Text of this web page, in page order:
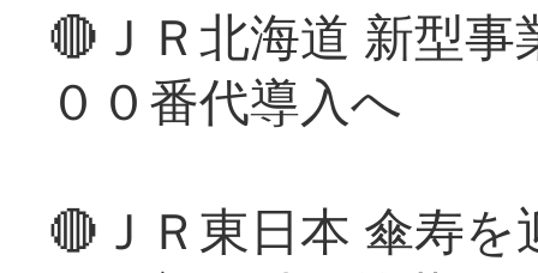
🔴ＪＲ北海道 新型
００番代導入へ
🔴ＪＲ東日本 傘寿